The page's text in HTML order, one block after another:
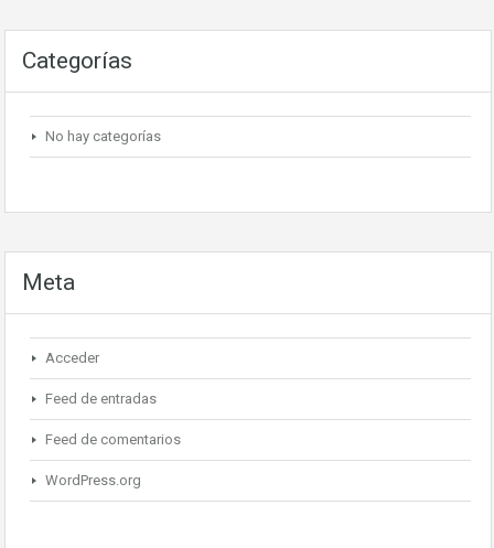
Categorías
No hay categorías
Meta
Acceder
Feed de entradas
Feed de comentarios
WordPress.org